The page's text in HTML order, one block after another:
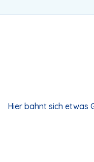
Hier bahnt sich etwas